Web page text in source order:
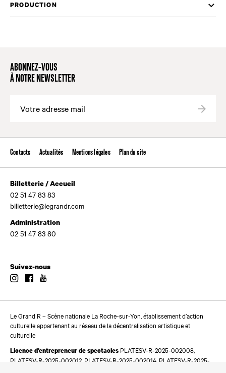
PRODUCTION
ABONNEZ-VOUS
À NOTRE NEWSLETTER
Contacts Actualités Mentions légales Plan du site
Billetterie / Accueil
02 51 47 83 83
billetterie@legrandr.com
Administration
02 51 47 83 80
Suivez-nous
InstagramFacebook
Le Grand R – Scène nationale La Roche-sur-Yon, établissement d’action
culturelle appartenant au réseau de la décentralisation artistique et
culturelle
Licence d’entrepreneur de spectacles PLATESV-R-2025-002008,
PLATESV-R-2025-002012, PLATESV-R-2025-002014, PLATESV-R-2025-